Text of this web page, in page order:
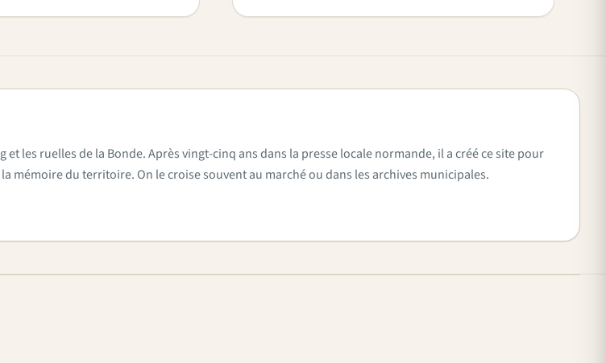
les ruelles de la Bonde. Après vingt-cinq ans dans la presse locale normande, il a créé ce site pour
du territoire. On le croise souvent au marché ou dans les archives municipales.